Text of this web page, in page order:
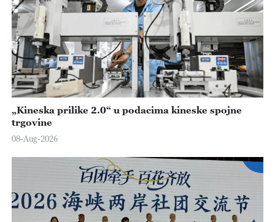
„Kineska prilike 2.0“ u podacima kineske spojne
trgovine
08-Aug-2026